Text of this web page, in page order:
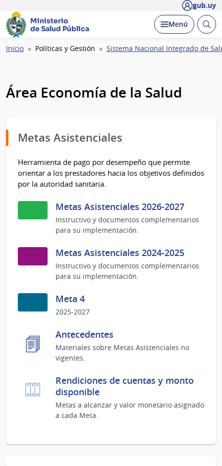
gub.uy
Ministerio
de Salud Pública
Desplegar
Menú Abrir
Ruta
Inicio Políticas y Gestión Sistema Nacional Integrado de
Área Economía de la Salud
Metas Asistenciales
Herramienta de pago por desempeño que permite
orientar a los prestadores hacia los objetivos definidos
por la autoridad sanitaria.
Metas Asistenciales 2026-2027
Instructivo y documentos complementarios
para su implementación.
Metas Asistenciales 2024-2025
Instructivo y documentos complementarios
para su implementación.
Meta 4
2025-2027
Antecedentes
Materiales sobre Metas Asistenciales no
vigentes.
Rendiciones de cuentas y monto
disponible
Metas a alcanzar y valor monetario asignado
a cada Meta.